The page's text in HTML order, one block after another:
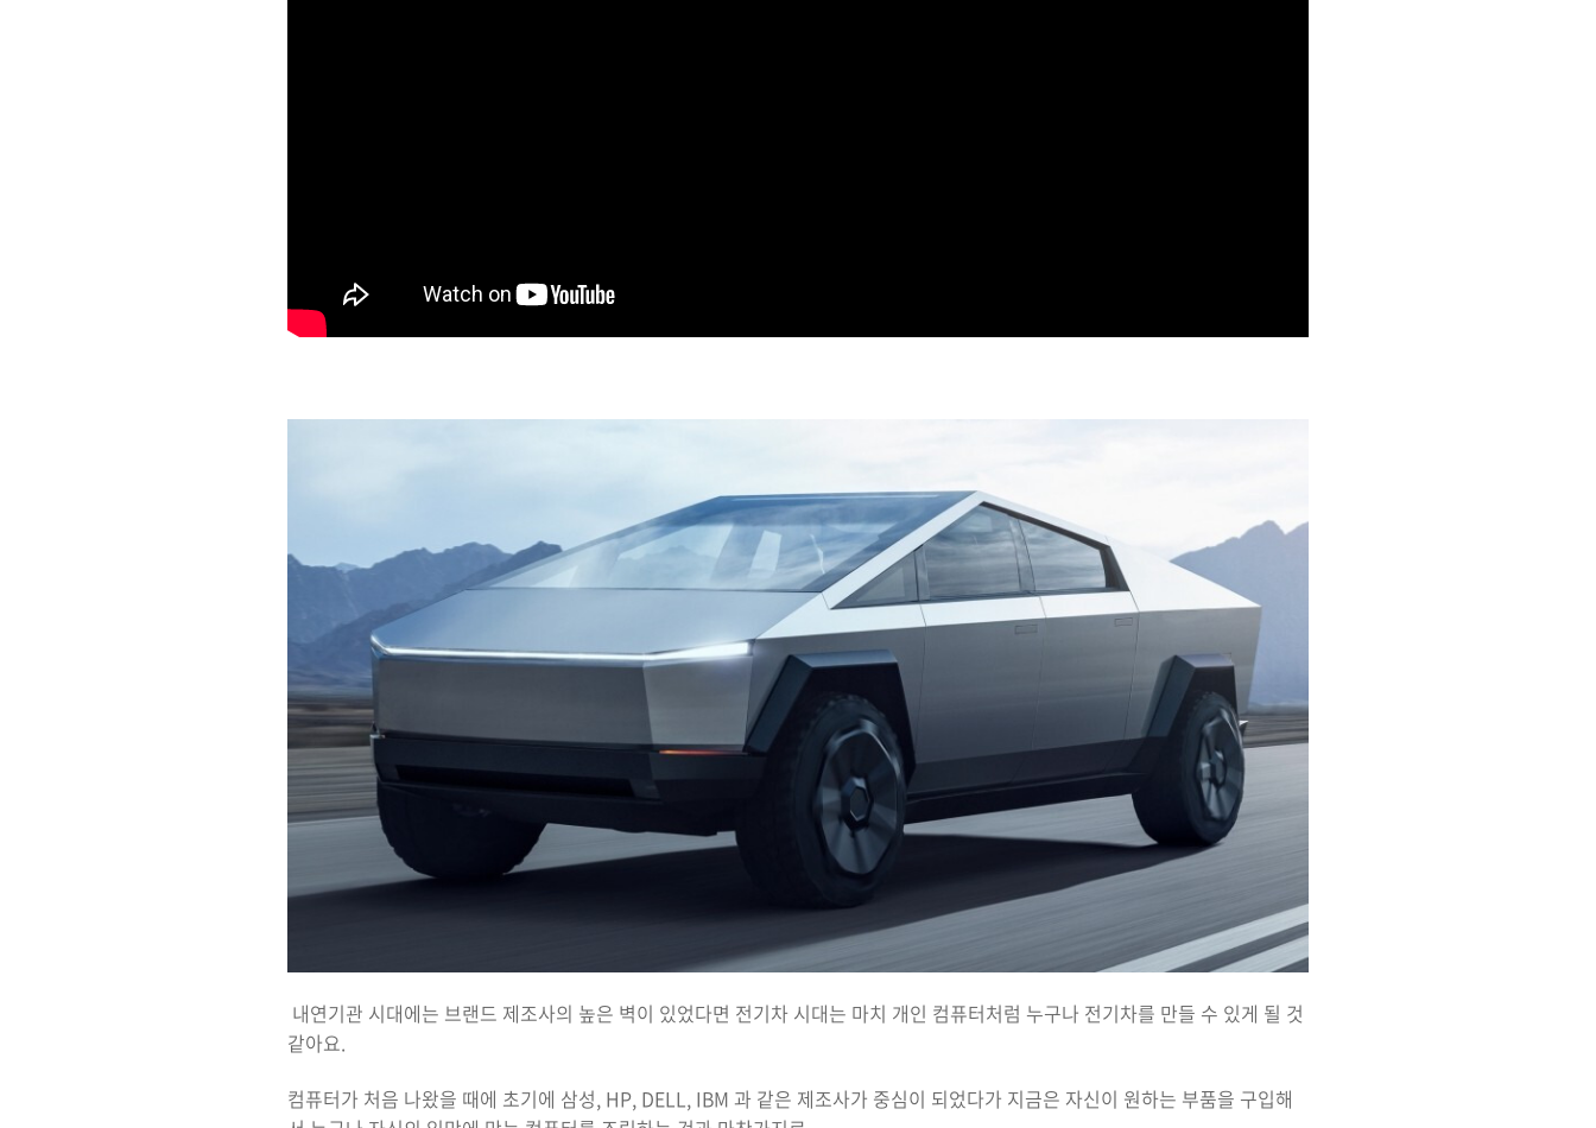
내연기관 시대에는 브랜드 제조사의 높은 벽이 있었다면 전기차 시대는 마치 개인 컴퓨터처럼 누구나 전기차를 만들 수 있게 될 것
같아요.
컴퓨터가 처음 나왔을 때에 초기에 삼성, HP, DELL, IBM 과 같은 제조사가 중심이 되었다가 지금은 자신이 원하는 부품을 구입해